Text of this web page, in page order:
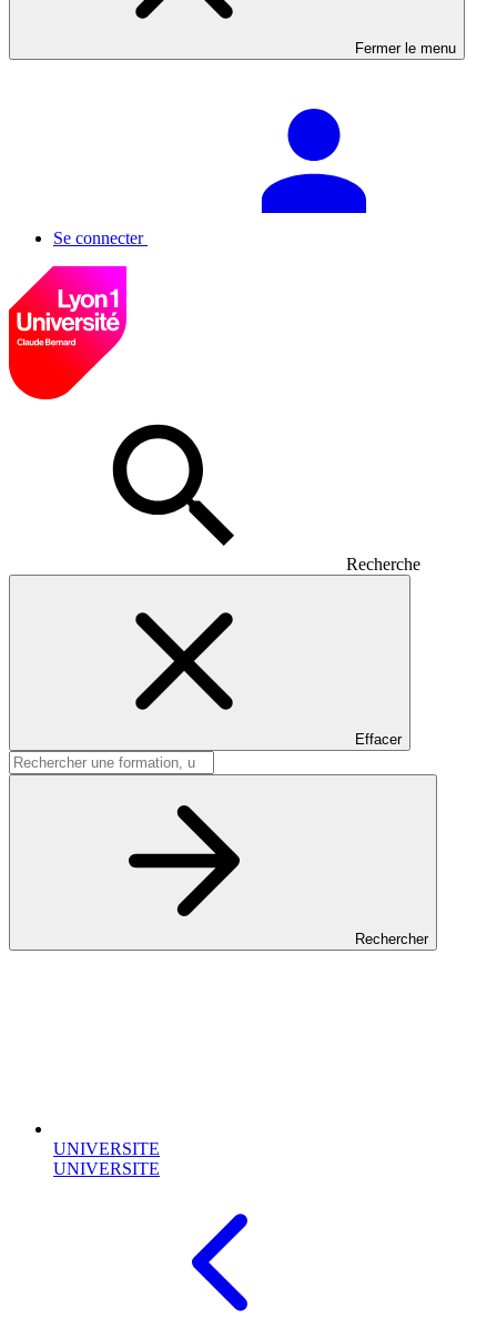
Fermer le menu
Se connecter
Recherche
Effacer
Rechercher
UNIVERSITE
UNIVERSITE